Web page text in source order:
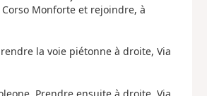
Monforte et rejoindre, à
la voie piétonne à droite, Via